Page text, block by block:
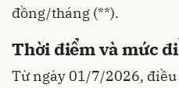
đồng/tháng (**).
Thời điểm và mức
Từ ngày 01/7/2026,